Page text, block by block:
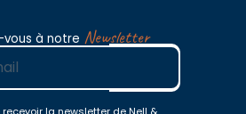
vous à notre Newsletter
la newsletter de Nell &